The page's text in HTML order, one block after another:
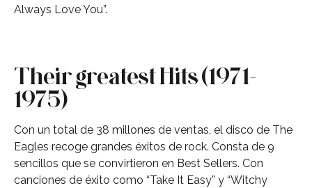
Always Love You”.
Their greatest Hits (1971-
1975)
Con un total de 38 millones de ventas, el disco de The
Eagles recoge grandes éxitos de rock. Consta de 9
sencillos que se convirtieron en Best Sellers. Con
canciones de éxito como “Take It Easy” y “Witchy